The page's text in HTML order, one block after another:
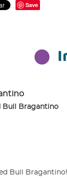
Save
Bull Bragantino
Bull Bragantino!